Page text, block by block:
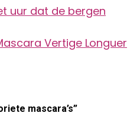
uur dat de bergen
Vertige Longuer
mascara’s”